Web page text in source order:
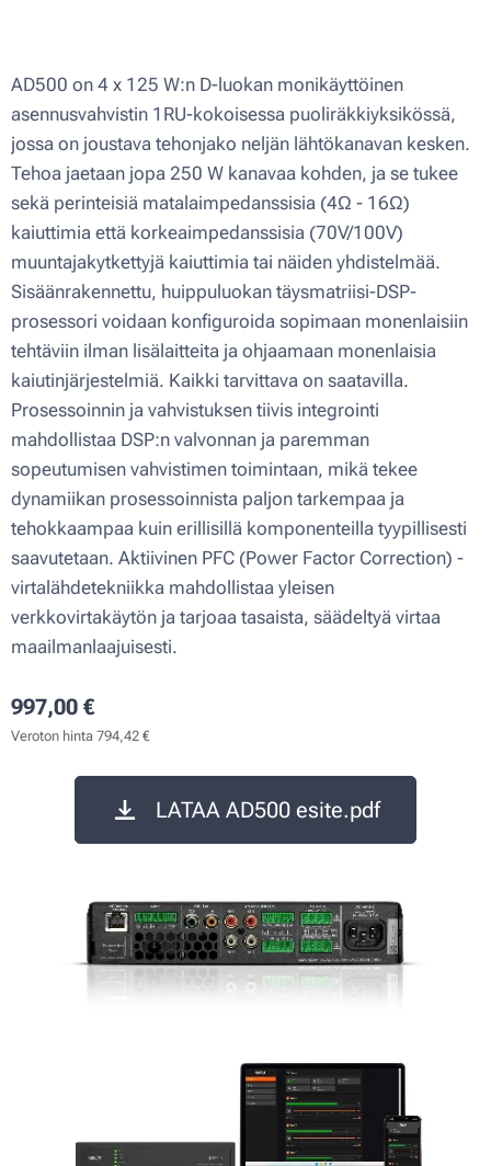
AD500 on 4 x 125 W:n D-luokan monikäyttöinen
asennusvahvistin 1RU-kokoisessa puoliräkkiyksikössä,
jossa on joustava tehonjako neljän lähtökanavan kesken.
Tehoa jaetaan jopa 250 W kanavaa kohden, ja se tukee
sekä perinteisiä matalaimpedanssisia (4Ω - 16Ω)
kaiuttimia että korkeaimpedanssisia (70V/100V)
muuntajakytkettyjä kaiuttimia tai näiden yhdistelmää.
Sisäänrakennettu, huippuluokan täysmatriisi-DSP-
prosessori voidaan konfiguroida sopimaan monenlaisiin
tehtäviin ilman lisälaitteita ja ohjaamaan monenlaisia ​​
kaiutinjärjestelmiä. Kaikki tarvittava on saatavilla.
Prosessoinnin ja vahvistuksen tiivis integrointi
mahdollistaa DSP:n valvonnan ja paremman
sopeutumisen vahvistimen toimintaan, mikä tekee
dynamiikan prosessoinnista paljon tarkempaa ja
tehokkaampaa kuin erillisillä komponenteilla tyypillisesti
saavutetaan. Aktiivinen PFC (Power Factor Correction) -
virtalähdetekniikka mahdollistaa yleisen
verkkovirtakäytön ja tarjoaa tasaista, säädeltyä virtaa
maailmanlaajuisesti.
997,00 €
Veroton hinta 794,42 €
LATAA AD500 esite.pdf